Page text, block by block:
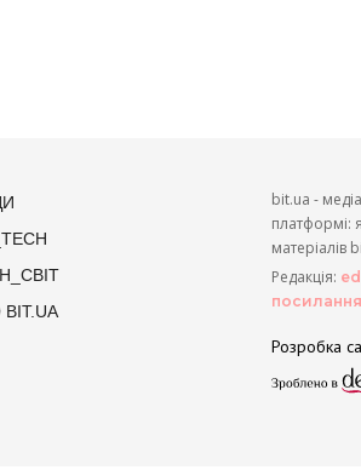
bit.ua -
платформі:
матеріалів
Редакція:
Розробка